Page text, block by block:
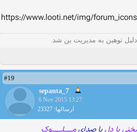
دلیل توهین به مدیریت بن شد.
#19
sepanta_7
6 Nov 2015 13:27
ارسالها: 23327